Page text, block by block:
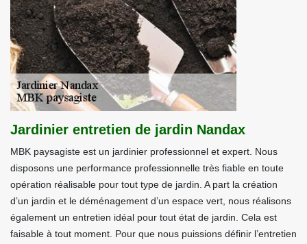
Jardinier entretien de jardin Nandax
MBK paysagiste est un jardinier professionnel et expert. Nous
disposons une performance professionnelle très fiable en toute
opération réalisable pour tout type de jardin. A part la création
d’un jardin et le déménagement d’un espace vert, nous réalisons
également un entretien idéal pour tout état de jardin. Cela est
faisable à tout moment. Pour que nous puissions définir l’entretien